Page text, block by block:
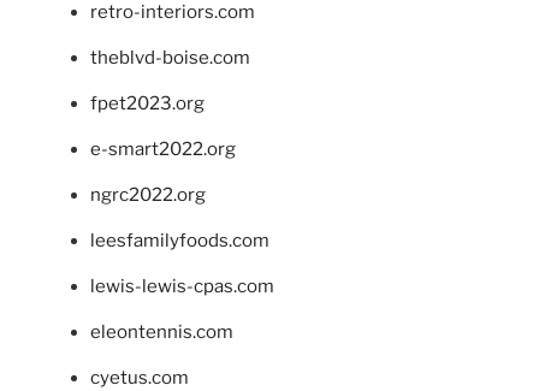
retro-interiors.com
theblvd-boise.com
fpet2023.org
e-smart2022.org
ngrc2022.org
leesfamilyfoods.com
lewis-lewis-cpas.com
eleontennis.com
cyetus.com